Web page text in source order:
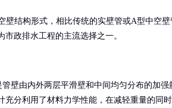
壁结构形式，相比传统的实壁管或A型中空
政排水工程的主流选择之一。
壁由内外两层平滑壁和中间均匀分布的加强
充分利用了材料力学性能，在减轻重量的同